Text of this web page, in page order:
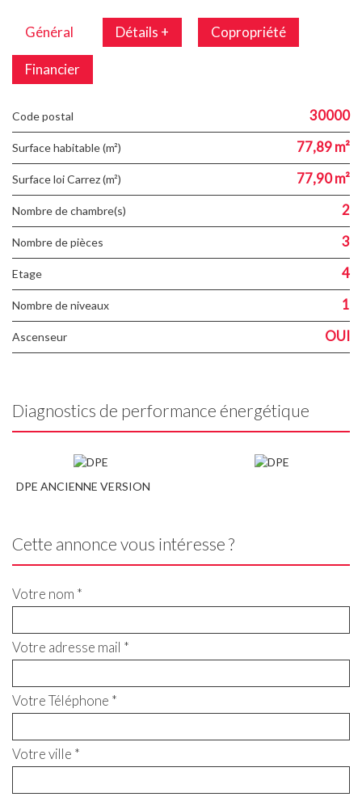
Général Détails + Copropriété
Financier
Code postal 30000
Surface habitable (m²) 77,89 m²
Surface loi Carrez (m²) 77,90 m²
Nombre de chambre(s) 2
Nombre de pièces 3
Etage 4
Nombre de niveaux 1
Ascenseur OUI
Diagnostics de performance énergétique
DPE ANCIENNE VERSION
Cette annonce vous intéresse ?
Votre nom *
Votre adresse mail *
Votre Téléphone *
Votre ville *